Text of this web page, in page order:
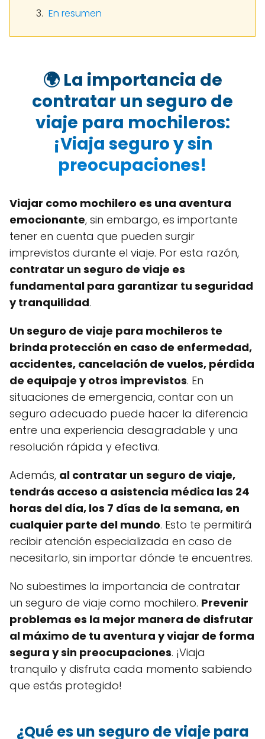
En resumen
🌍 La importancia de
contratar un seguro de
viaje para mochileros:
¡Viaja seguro y sin
preocupaciones!
Viajar como mochilero es una aventura
emocionante, sin embargo, es importante
tener en cuenta que pueden surgir
imprevistos durante el viaje. Por esta razón,
contratar un seguro de viaje es
fundamental para garantizar tu seguridad
y tranquilidad.
Un seguro de viaje para mochileros te
brinda protección en caso de enfermedad,
accidentes, cancelación de vuelos, pérdida
de equipaje y otros imprevistos. En
situaciones de emergencia, contar con un
seguro adecuado puede hacer la diferencia
entre una experiencia desagradable y una
resolución rápida y efectiva.
Además, al contratar un seguro de viaje,
tendrás acceso a asistencia médica las 24
horas del día, los 7 días de la semana, en
cualquier parte del mundo. Esto te permitirá
recibir atención especializada en caso de
necesitarlo, sin importar dónde te encuentres.
No subestimes la importancia de contratar
un seguro de viaje como mochilero. Prevenir
problemas es la mejor manera de disfrutar
al máximo de tu aventura y viajar de forma
segura y sin preocupaciones. ¡Viaja
tranquilo y disfruta cada momento sabiendo
que estás protegido!
¿Qué es un seguro de viaje para